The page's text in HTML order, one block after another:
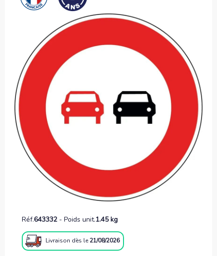
Réf.643332 - Poids unit.1.45 kg
Livraison dès le21/08/2026